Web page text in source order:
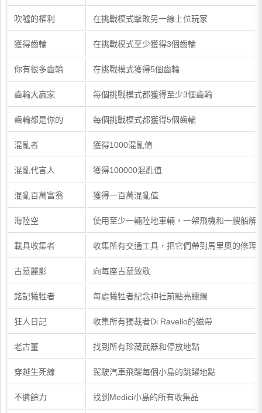
吹噓的權利 在挑戰模式擊敗另一線上位玩家
獲得齒輪 在挑戰模式至少獲得3個齒輪
你有很多齒輪 在挑戰模式獲得5個齒輪
齒輪大贏家 每個挑戰模式都獲得至少3個齒輪
齒輪都是你的 每個挑戰模式都獲得5個齒輪
混亂者 獲得1000混亂值
混亂代言人 獲得100000混亂值
混亂百萬富翁 獲得一百萬混亂值
海陸空 使用至少一輛陸地車輛，一架飛機和一艘船解
載具收集者 收集所有交通工具，把它們帶到馬里奧的修理
古墓麗影 向每座古墓致敬
銘記犧牲者 每處犧牲者紀念神社前點亮蠟燭
狂人日記 收集所有獨裁者Di Ravello的磁帶
老古董 找到所有珍藏武器和停放地點
穿越生死線 駕駛汽車飛躍每個小島的跳躍地點
不遺餘力 找到Medici小島的所有收集品